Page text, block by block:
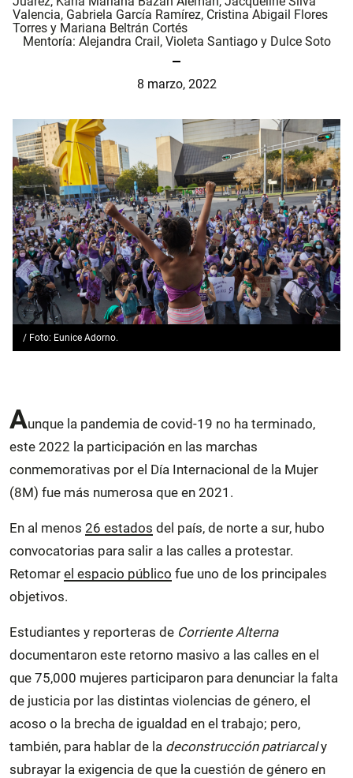
Valencia, Gabriela García Ramírez, Cristina Abigail Flores
Torres y Mariana Beltrán Cortés
Mentoría: Alejandra Crail, Violeta Santiagoy Dulce Soto
8 marzo, 2022
/ Foto: Eunice Adorno.
Aunque la pandemia de covid-19 no ha terminado,
este 2022 la participación en las marchas
conmemorativas por el Día Internacional de la Mujer
(8M) fue más numerosa que en 2021.
En al menos 26 estados del país, de norte a sur, hubo
convocatorias para salir a las calles a protestar.
Retomar el espacio público fue uno de los principales
objetivos.
Estudiantes y reporteras de Corriente Alterna
documentaron este retorno masivo a las calles en el
que 75,000 mujeres participaron para denunciar la falta
de justicia por las distintas violencias de género, el
acoso o la brecha de igualdad en el trabajo; pero,
también, para hablar de la deconstrucción patriarcaly
subrayar la exigencia de que la cuestión de género en